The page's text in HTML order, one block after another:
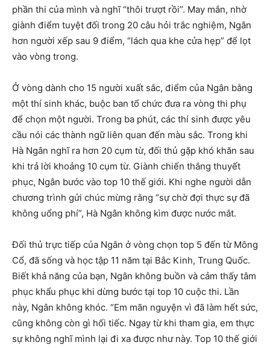
phần thi của mình và nghĩ “thôi trượt rồi”. May mắn, nhờ
giành điểm tuyệt đối trong 20 câu hỏi trắc nghiệm, Ngân
hơn người xếp sau 9 điểm, “lách qua khe cửa hẹp” để lọt
vào vòng trong.
Ở vòng dành cho 15 người xuất sắc, điểm của Ngân bằng
một thí sinh khác, buộc ban tổ chức đưa ra vòng thi phụ
để chọn một người. Trong ba phút, các thí sinh được yêu
cầu nói các thành ngữ liên quan đến màu sắc. Trong khi
Hà Ngân nghĩ ra hơn 20 cụm từ, đối thủ gặp khó khăn sau
khi trả lời khoảng 10 cụm từ. Giành chiến thắng thuyết
phục, Ngân bước vào top 10 thế giới. Khi nghe người dẫn
chương trình gửi chúc mừng rằng “sự chờ đợi thực sự đã
không uổng phí”, Hà Ngân không kìm được nước mắt.
Đối thủ trực tiếp của Ngân ở vòng chọn top 5 đến từ Mông
Cổ, đã sống và học tập 11 năm tại Bắc Kinh, Trung Quốc.
Biết khả năng của bạn, Ngân không buồn và cảm thấy tâm
phục khẩu phục khi dừng bước tại top 10 cuộc thi. Lần
này, Ngân không khóc. “Em mãn nguyện vì đã làm hết sức,
cũng không còn gì hối tiếc. Ngay từ khi tham gia, em thực
sự không nghĩ mình lại đi xa được như này. Top 10 thế giới